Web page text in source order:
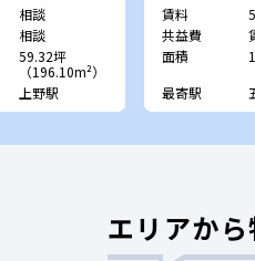
相談
相談
59.32坪
（196.10m²）
上野駅
賃料
共益費
面積
最寄駅
エリアか